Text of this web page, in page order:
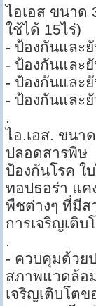
ไอเอส ขนาด
ใช้ได้ 15ไร่)
- ป้องกันและ
- ป้องกันและ
- ป้องกันและ
- ป้องกันและ
.
ไอ.เอส. ขนา
ปลอดสารพิษ
ป้องกันโรค ใ
ทอปธอร่า แค
พืชต่างๆ ที่มีส
การเจริญเติบ
.
- ควบคุมด้วย
สภาพแวดล้อ
เจริญเติบโตข